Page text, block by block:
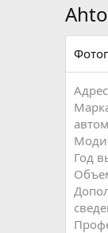
Адрес
Год